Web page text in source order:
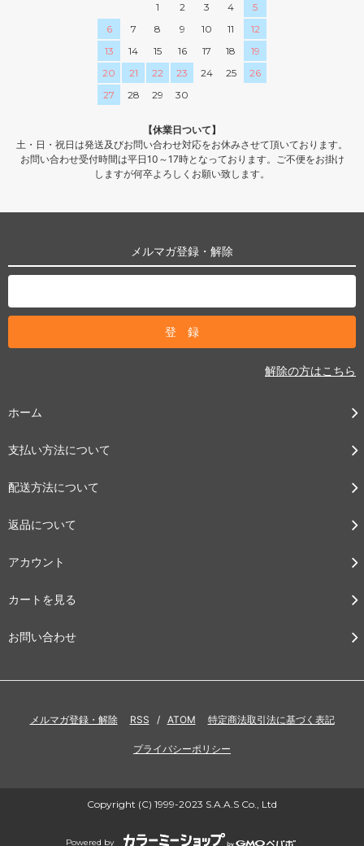
1
2 3 4
5
6
7 8 9 10 11
12
13
14 15 16 17 18
19
20
21 22 23 24 25
26
27
28 29 30
【休業日ついて】
土・日・祝日は発送及びお問い合わせ対応をお休みさせて頂いております。
お問い合わせ受付時間は平日10～17時となっております。ご不便をお掛け
しますが何卒よろしくお願い致します。
メルマガ登録・解除
解除の方はこちら
ホーム
支払い方法について
配送方法について
返品について
アカウント
カートを見る
お問い合わせ
メルマガ登録・解除 RSS / ATOM 特定商法取引法に基づく表記
プライバシーポリシー
Copyright (C) 1999-2023 S.A.A.S Co., Ltd
Powered by